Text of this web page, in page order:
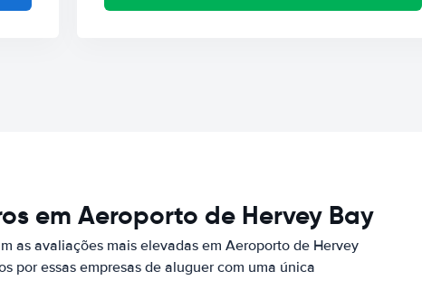
em Aeroporto de Hervey Bay
as avaliações mais elevadas em Aeroporto de Hervey
por essas empresas de aluguer com uma única